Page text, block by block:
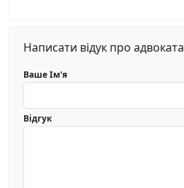
Написати відук про адвоката
Ваше Ім'я
Відгук